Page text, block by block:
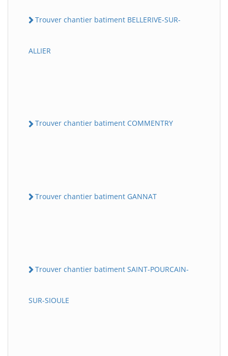
Trouver chantier batiment BELLERIVE-SUR-
ALLIER
Trouver chantier batiment COMMENTRY
Trouver chantier batiment GANNAT
Trouver chantier batiment SAINT-POURCAIN-
SUR-SIOULE